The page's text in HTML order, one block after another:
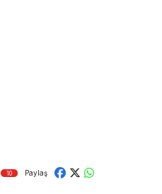
10 Paylaş